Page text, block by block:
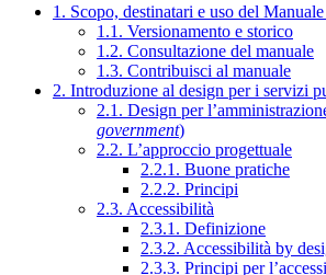
1. Scopo, destinatari e uso del
1.1. Versionamento e storico
1.2. Consultazione del manuale
1.3. Contribuisci al manuale
2. Introduzione al design per i servizi
2.1. Design per
government)
2.2. L’approccio progettuale
2.2.1. Buone pratiche
2.2.2. Principi
2.3. Accessibilità
2.3.1. Definizione
2.3.2. Accessibilità by
2.3.3. Principi per